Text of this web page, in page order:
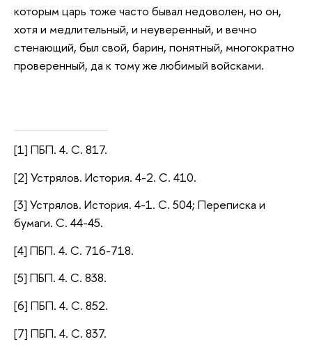
которым царь тоже часто бывал недоволен, но он,
хотя и медлительный, и неуверенный, и вечно
стенающий, был свой, барин, понятный, многократно
проверенный, да к тому же любимый войсками.
[1] ПБП. 4. С. 817.
[2] Устрялов. История. 4-2. С. 410.
[3] Устрялов. История. 4-1. С. 504; Переписка и
бумаги. С. 44-45.
[4] ПБП. 4. С. 716-718.
[5] ПБП. 4. С. 838.
[6] ПБП. 4. С. 852.
[7] ПБП. 4. С. 837.